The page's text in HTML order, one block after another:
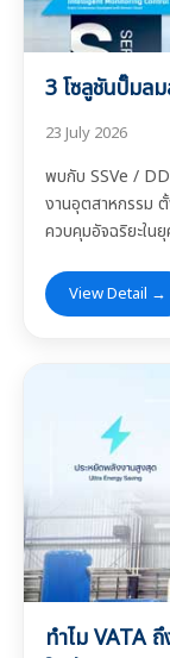
3 โซลูชันปั๊มล
23 July 2026
พบกับ SSVe /
งานอุตสาหกรรม
ควบคุมอัจฉริยะใน
View Detail →
ทำไม VATA